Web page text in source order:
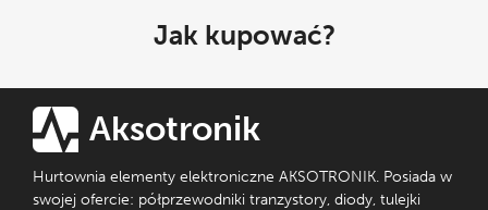
Jak kupować?
Aksotronik
Hurtownia elementy elektroniczne AKSOTRONIK. Posiada w
swojej ofercie: półprzewodniki tranzystory, diody, tulejki